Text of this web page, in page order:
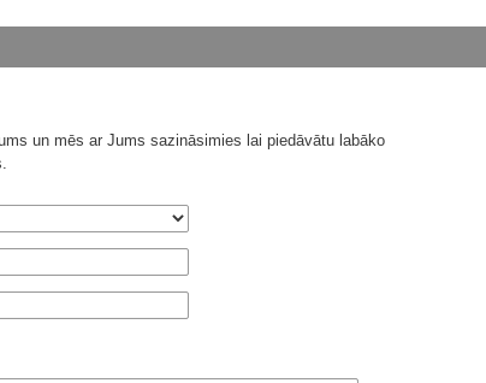
un mēs ar Jums sazināsimies lai piedāvātu labāko